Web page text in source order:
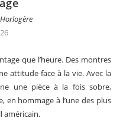
que l’heure. Des montres
attitude face à la vie. Avec la
une pièce à la fois sobre,
hommage à l’une des plus
américain.